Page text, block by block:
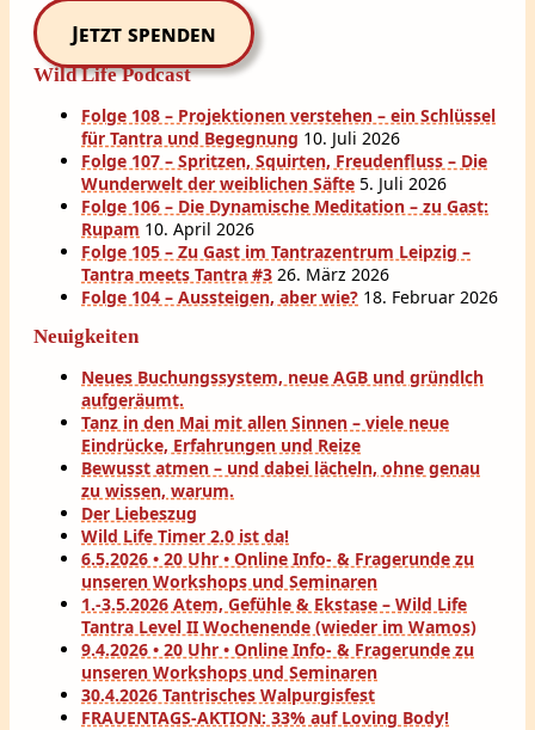
Jetzt spenden
Wild Life Podcast
Folge 108 – Projektionen verstehen – ein Schlüssel
für Tantra und Begegnung 10. Juli 2026
Folge 107 – Spritzen, Squirten, Freudenfluss – Die
Wunderwelt der weiblichen Säfte 5. Juli 2026
Folge 106 – Die Dynamische Meditation – zu Gast:
Rupam 10. April 2026
Folge 105 – Zu Gast im Tantrazentrum Leipzig –
Tantra meets Tantra #3 26. März 2026
Folge 104 – Aussteigen, aber wie? 18. Februar 2026
Neuigkeiten
Neues Buchungssystem, neue AGB und gründlch
aufgeräumt.
Tanz in den Mai mit allen Sinnen – viele neue
Eindrücke, Erfahrungen und Reize
Bewusst atmen – und dabei lächeln, ohne genau
zu wissen, warum.
Der Liebeszug
Wild Life Timer 2.0 ist da!
6.5.2026 • 20 Uhr • Online Info- & Fragerunde zu
unseren Workshops und Seminaren
1.-3.5.2026 Atem, Gefühle & Ekstase – Wild Life
Tantra Level II Wochenende (wieder im Wamos)
9.4.2026 • 20 Uhr • Online Info- & Fragerunde zu
unseren Workshops und Seminaren
30.4.2026 Tantrisches Walpurgisfest
FRAUENTAGS-AKTION: 33% auf Loving Body!